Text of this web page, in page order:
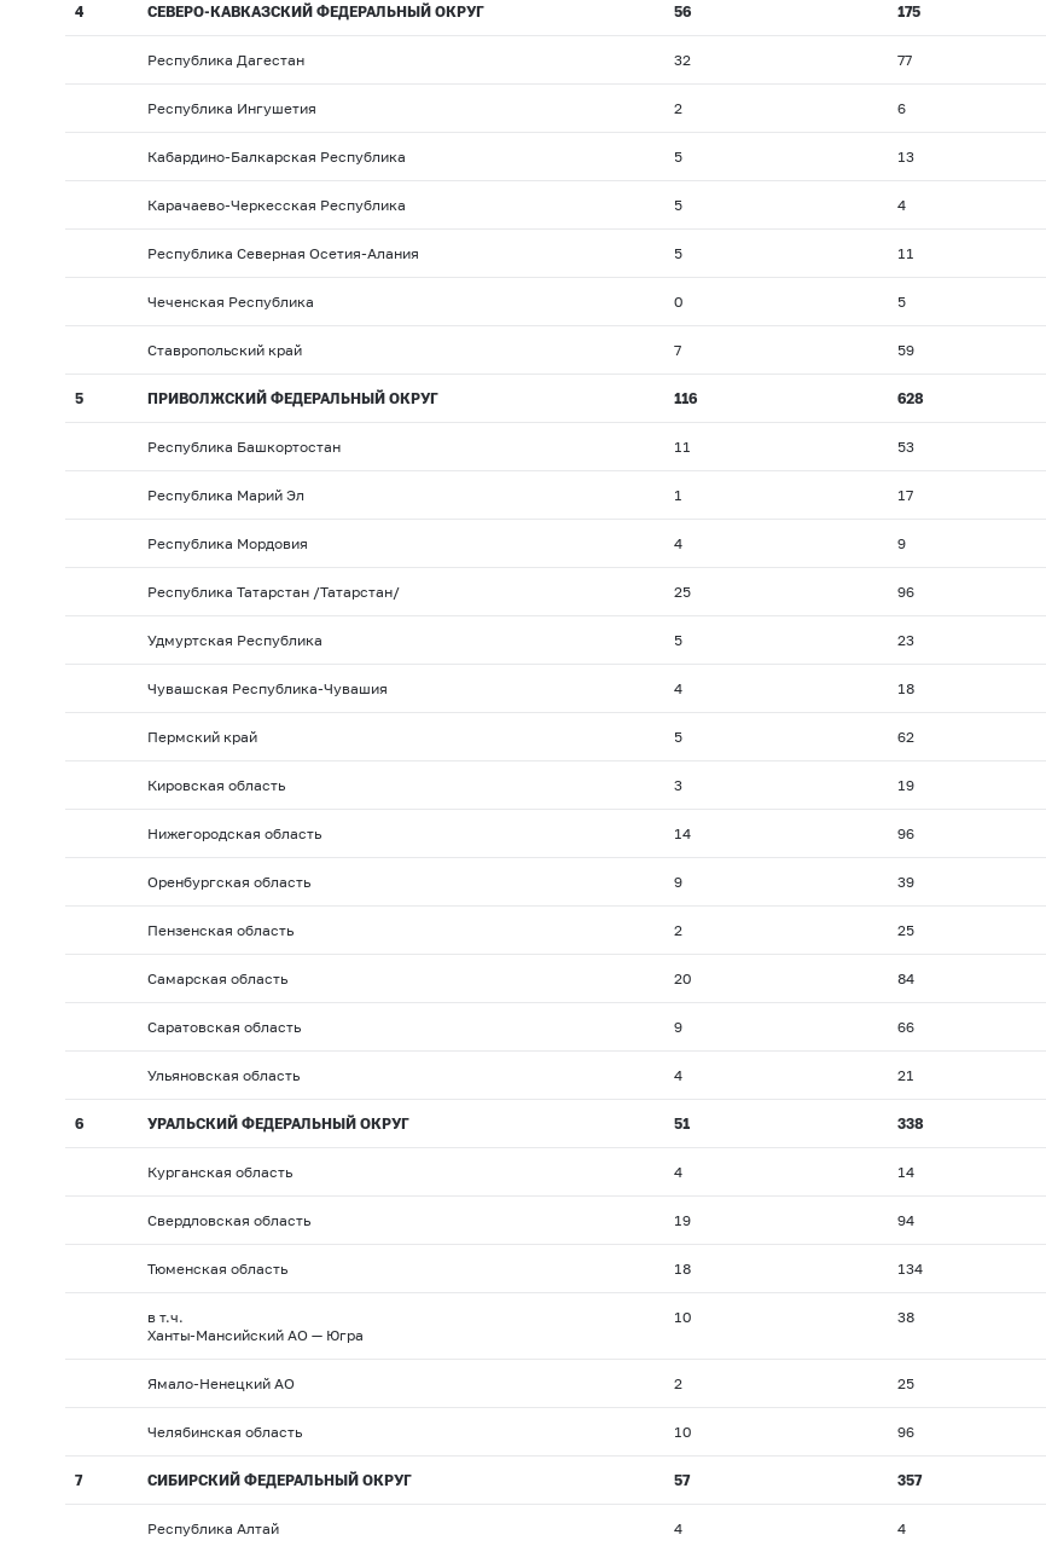
4 СЕВЕРО-КАВКАЗСКИЙ ФЕДЕРАЛЬНЫЙ ОКРУГ 56 175
Республика Дагестан 32 77
Республика Ингушетия 2 6
Кабардино-Балкарская Республика 5 13
Карачаево-Черкесская Республика 5 4
Республика Северная Осетия-Алания 5 11
Чеченская Республика 0 5
Ставропольский край 7 59
5 ПРИВОЛЖСКИЙ ФЕДЕРАЛЬНЫЙ ОКРУГ 116 628
Республика Башкортостан 11 53
Республика Марий Эл 1 17
Республика Мордовия 4 9
Республика Татарстан /Татарстан/ 25 96
Удмуртская Республика 5 23
Чувашская Республика-Чувашия 4 18
Пермский край 5 62
Кировская область 3 19
Нижегородская область 14 96
Оренбургская область 9 39
Пензенская область 2 25
Самарская область 20 84
Саратовская область 9 66
Ульяновская область 4 21
6 УРАЛЬСКИЙ ФЕДЕРАЛЬНЫЙ ОКРУГ 51 338
Курганская область 4 14
Свердловская область 19 94
Тюменская область 18 134
в т.ч.
Ханты-Мансийский АО — Югра
10 38
Ямало-Ненецкий АО 2 25
Челябинская область 10 96
7 СИБИРСКИЙ ФЕДЕРАЛЬНЫЙ ОКРУГ 57 357
Республика Алтай 4 4